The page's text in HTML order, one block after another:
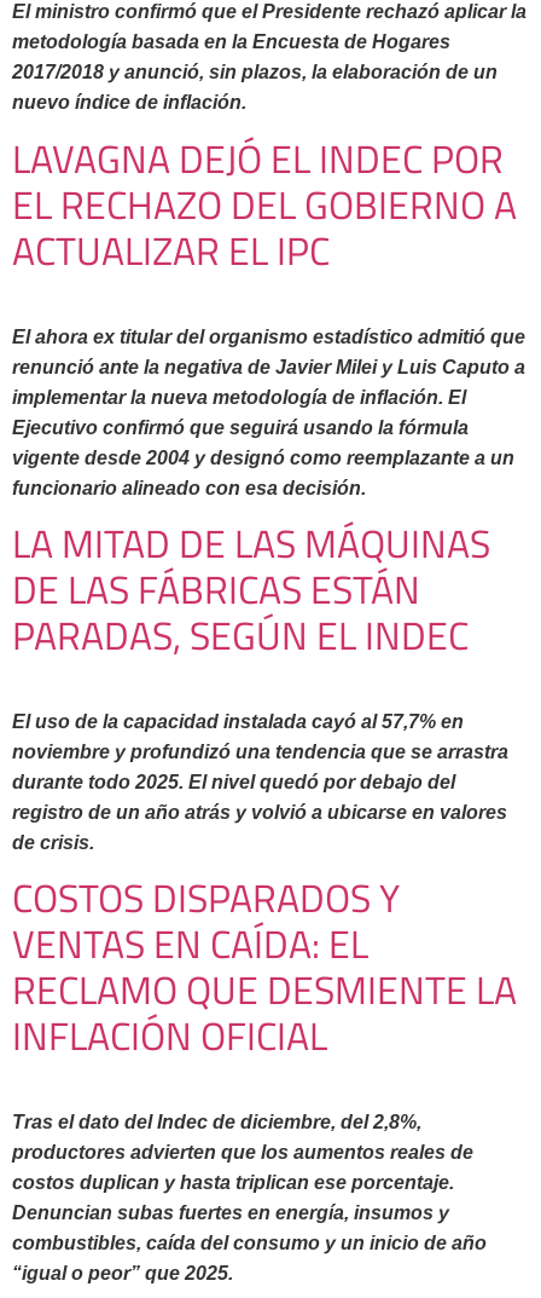
El ministro confirmó que el Presidente rechazó aplicar la
metodología basada en la Encuesta de Hogares
2017/2018 y anunció, sin plazos, la elaboración de un
nuevo índice de inflación.
LAVAGNA DEJÓ EL INDEC POR
EL RECHAZO DEL GOBIERNO A
ACTUALIZAR EL IPC
El ahora ex titular del organismo estadístico admitió que
renunció ante la negativa de Javier Milei y Luis Caputo a
implementar la nueva metodología de inflación. El
Ejecutivo confirmó que seguirá usando la fórmula
vigente desde 2004 y designó como reemplazante a un
funcionario alineado con esa decisión.
LA MITAD DE LAS MÁQUINAS
DE LAS FÁBRICAS ESTÁN
PARADAS, SEGÚN EL INDEC
El uso de la capacidad instalada cayó al 57,7% en
noviembre y profundizó una tendencia que se arrastra
durante todo 2025. El nivel quedó por debajo del
registro de un año atrás y volvió a ubicarse en valores
de crisis.
COSTOS DISPARADOS Y
VENTAS EN CAÍDA: EL
RECLAMO QUE DESMIENTE LA
INFLACIÓN OFICIAL
Tras el dato del Indec de diciembre, del 2,8%,
productores advierten que los aumentos reales de
costos duplican y hasta triplican ese porcentaje.
Denuncian subas fuertes en energía, insumos y
combustibles, caída del consumo y un inicio de año
“igual o peor” que 2025.